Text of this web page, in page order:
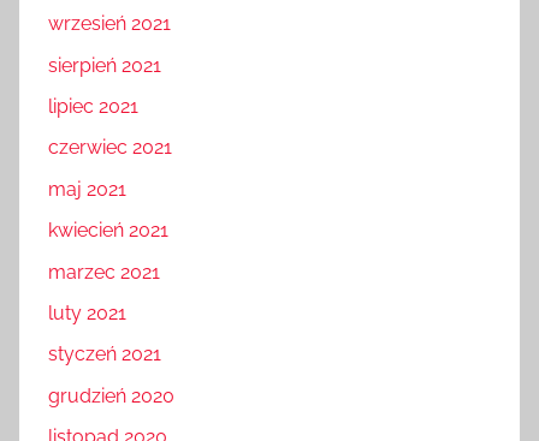
wrzesień 2021
sierpień 2021
lipiec 2021
czerwiec 2021
maj 2021
kwiecień 2021
marzec 2021
luty 2021
styczeń 2021
grudzień 2020